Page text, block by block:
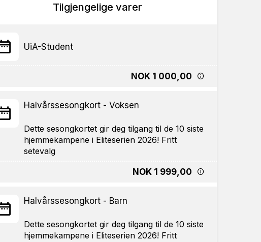
Tilgjengelige varer
UiA-Student
NOK 1 000,00
Halvårssesongkort - Voksen
Dette sesongkortet gir deg tilgang til de 10 siste
hjemmekampene i Eliteserien 2026! Fritt
NOK 1 999,00
Halvårssesongkort - Barn
Dette sesongkortet gir deg tilgang til de 10 siste
hjemmekampene i Eliteserien 2026! Fritt